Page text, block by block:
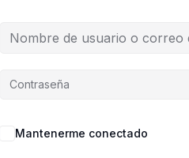
Mantenerme conectado